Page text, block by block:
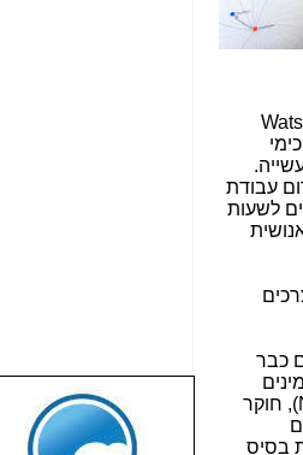
עבודת
לשעות
כבר
), חוקר
בסיס
שבוע טוב לכל
הגולשים באשר